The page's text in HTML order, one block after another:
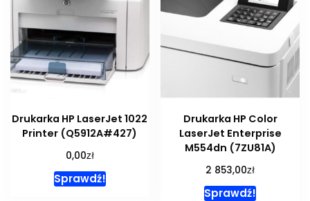
Drukarka HP LaserJet 1022
Printer (Q5912A#427)
0,00zł
Sprawdź!
Drukarka HP Color
LaserJet Enterprise
M554dn (7ZU81A)
2 853,00zł
Sprawdź!